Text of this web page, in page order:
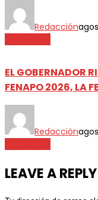
Redacción
EL GOBERNADOR
FENAPO 2026, LA
Redacción
LEAVE A REPLY